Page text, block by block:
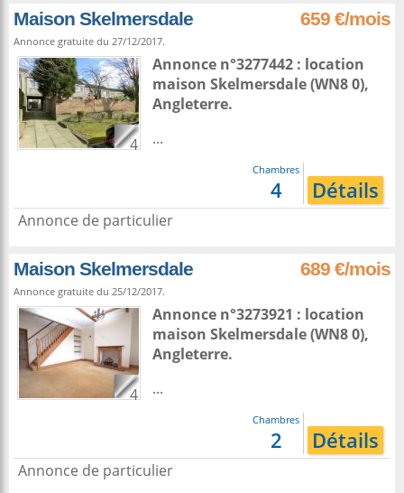
Maison Skelmersdale 659 €/mois
Annonce gratuite du 27/12/2017.
4
Annonce n°3277442 : location
maison Skelmersdale(WN8 0),
Angleterre.
...
Chambres
4 Détails
Annonce de particulier
Maison Skelmersdale 689 €/mois
Annonce gratuite du 25/12/2017.
4
Annonce n°3273921 : location
maison Skelmersdale(WN8 0),
Angleterre.
...
Chambres
2 Détails
Annonce de particulier